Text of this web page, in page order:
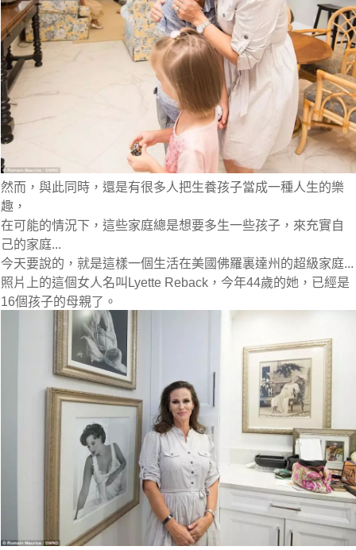
然而，與此同時，還是有很多人把生養孩子當成一種人生的樂
趣，
在可能的情況下，這些家庭總是想要多生一些孩子，來充實自
己的家庭...
今天要說的，就是這樣一個生活在美國佛羅裏達州的超級家庭...
照片上的這個女人名叫Lyette Reback，今年44歲的她，已經是
16個孩子的母親了。